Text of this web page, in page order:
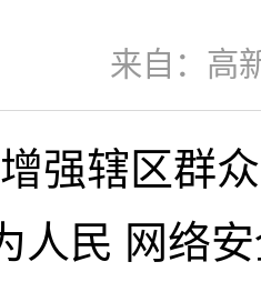
来自：高
强辖区群
人民 网络